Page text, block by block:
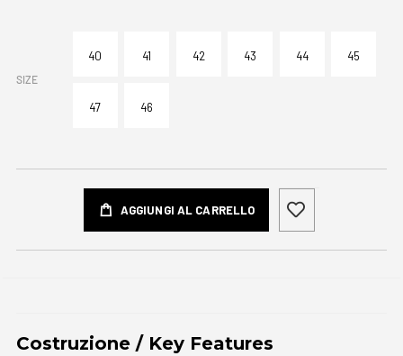
SIZE
40 41 42 43 44 45
47 46
AGGIUNGI AL CARRELLO
Costruzione / Key Features